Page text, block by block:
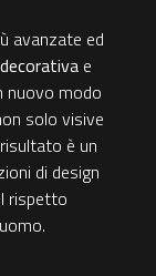
avanzate ed
e
nuovo modo
solo visive
è un
di design
rispetto